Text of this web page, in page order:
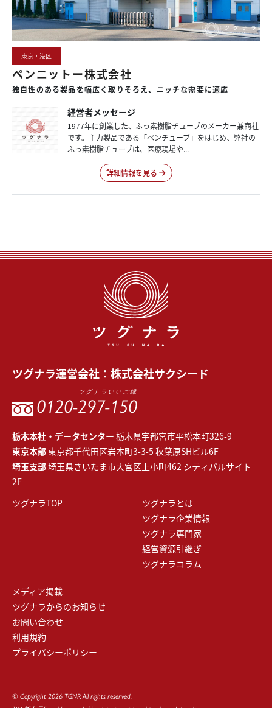
東京・港区
ペンニットー株式会社
独自性のある製品を幅広く取りそろえ、 ニッチな需要に適応
経営者メッセージ
1977年に創業した、ふっ素樹脂チューブのメーカー兼商社
です。主力製品である「ペンチューブ」をはじめ、弊社の
ふっ素樹脂チューブは、医療現場や...
詳細情報を見る
ツグナラ運営会社： 株式会社サクシード
0120-297-150
ツグナラいいご縁
栃木本社・データセンター 栃木県宇都宮市平松本町326-9
東京本部 東京都千代田区岩本町3-3-5 秋葉原SHビル6F
埼玉支部埼玉県さいたま市大宮区上小町462 シティパルサイト
2F
ツグナラTOP
ツグナラとは
ツグナラ企業情報
ツグナラ専門家
経営資源引継ぎ
ツグナラコラム
メディア掲載
ツグナラからのお知らせ
お問い合わせ
利用規約
プライバシーポリシー
© Copyright 2026 TGNR All rights reserved.